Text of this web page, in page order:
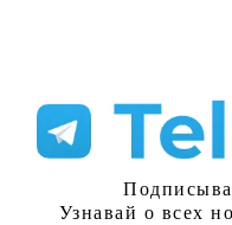
Узнавай о всех